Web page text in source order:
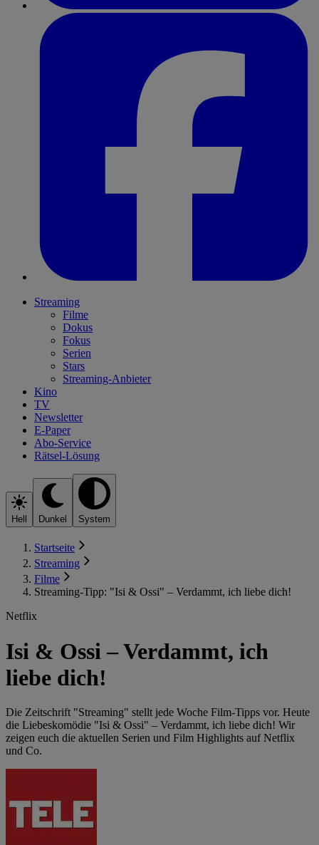
Streaming
Filme
Dokus
Fokus
Serien
Stars
Streaming-Anbieter
Kino
TV
Newsletter
E-Paper
Abo-Service
Rätsel-Lösung
Hell Dunkel System
Startseite
Streaming
Filme
Streaming-Tipp: "Isi & Ossi" – Verdammt, ich liebe dich!
Netflix
Isi & Ossi – Verdammt, ich
liebe dich!
Die Zeitschrift "Streaming" stellt jede Woche Film-Tipps vor. Heute
die Liebeskomödie "Isi & Ossi" – Verdammt, ich liebe dich! Wir
zeigen euch die aktuellen Serien und Film Highlights auf Netflix
und Co.